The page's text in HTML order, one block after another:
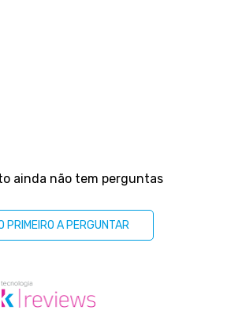
ainda não tem perguntas
PRIMEIRO A PERGUNTAR